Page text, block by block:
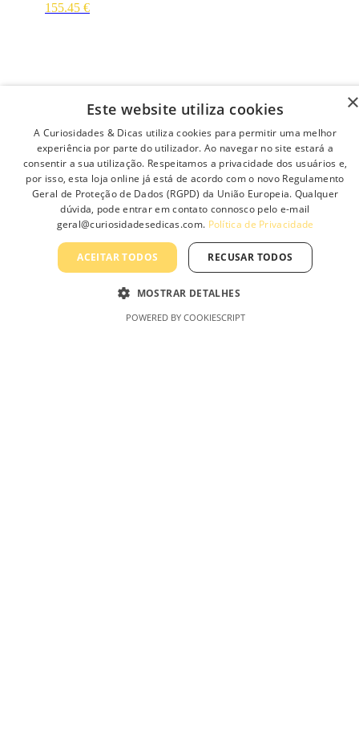
155.45 €
×
Este website utiliza cookies
A Curiosidades & Dicas utiliza cookies para permitir uma melhor
experiência por parte do utilizador. Ao navegar no site estará a
consentir a sua utilização. Respeitamos a privacidade dos usuários e,
por isso, esta loja online já está de acordo com o novo Regulamento
Geral de Proteção de Dados (RGPD) da União Europeia. Qualquer
dúvida, pode entrar em contato connosco pelo e-mail
geral@curiosidadesedicas.com. Política de Privacidade
ACEITAR TODOS RECUSAR TODOS
MOSTRAR DETALHES
POWERED BY COOKIESCRIPT